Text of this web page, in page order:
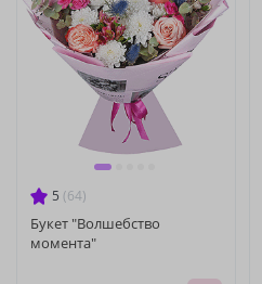
5 (64)
Букет "Волшебство
момента"